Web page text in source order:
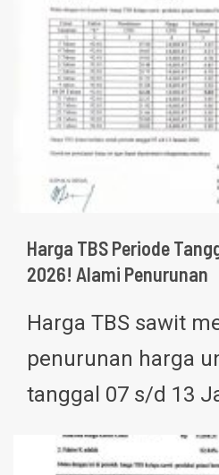
Harga TBS Periode
2026! Alami Penurunan
Harga TBS sawit
penurunan harga
tanggal 07 s/d 13